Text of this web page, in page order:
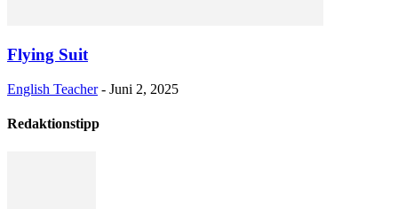
Flying Suit
English Teacher - Juni 2, 2025
Redaktionstipp